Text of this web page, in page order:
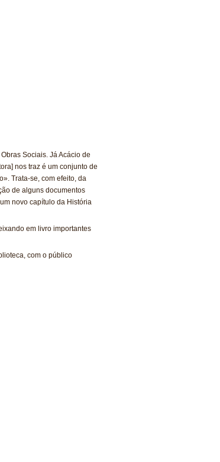
Sociais. Já Acácio de
nos traz é um conjunto de
Trata-se, com efeito, da
de alguns documentos
novo capítulo da História
em livro importantes
com o público